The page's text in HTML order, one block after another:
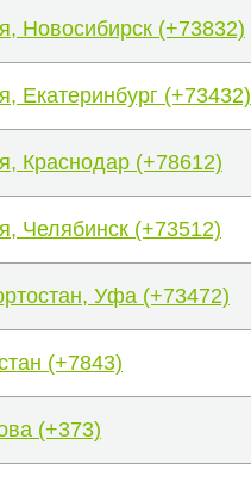
Новосибирск (+73832)
Екатеринбург (+73432)
Краснодар (+78612)
Челябинск (+73512)
Уфа (+73472)
(+7843)
(+373)